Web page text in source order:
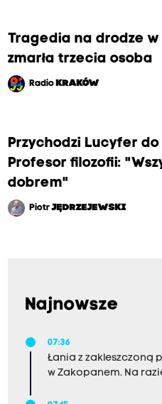
Tragedia na drodze w
zmarła trzecia osoba
Radio KRAKÓW
Przychodzi Lucyfer
Profesor filozofii:
dobrem"
PiotrJĘDRZEJEWSKI
Najnowsze
07:36
Łania z zakleszczoną
w Zakopanem. Na